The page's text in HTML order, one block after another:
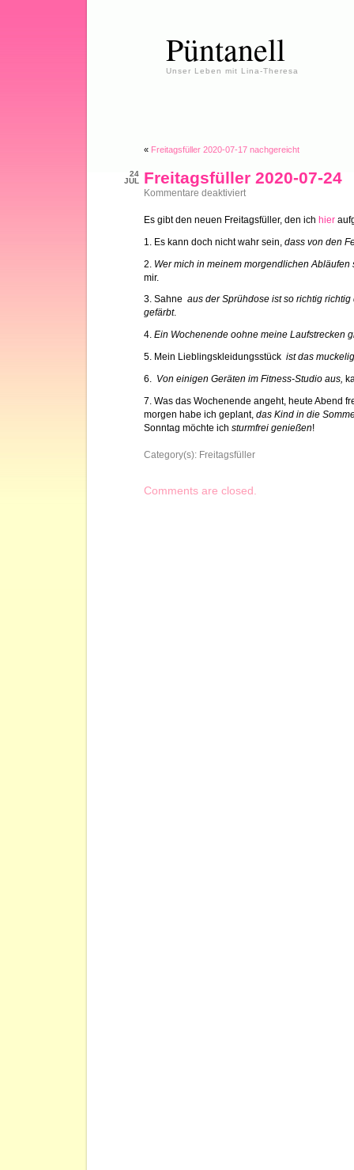
Püntanell
Unser Leben mit Lina-Theresa
« Freitagsfüller 2020-07-17 nachgereicht
24
JUL
Freitagsfüller 2020-07-24
Kommentare deaktiviertfür
07-
Es gibt den neuen Freitagsfüller, den ich hier
1. Es kann doch nicht wahr sein, dass von den
2. Wer mich in meinem morgendlichen Abläufen
mir.
3. Sahne aus der Sprühdose ist so richtig
gefärbt.
4. Ein Wochenende oohne meine Laufstrecken
5. Mein Lieblingskleidungsstück ist das
6. Von einigen Geräten im Fitness-Studio aus,
7. Was das Wochenende angeht, heute Abend
morgen habe ich geplant, das Kind in die
Sonntag möchte ich sturmfrei genießen!
Category(s): Freitagsfüller
Comments are closed.